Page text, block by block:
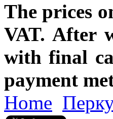
The prices
VAT. After
with final
payment
Home